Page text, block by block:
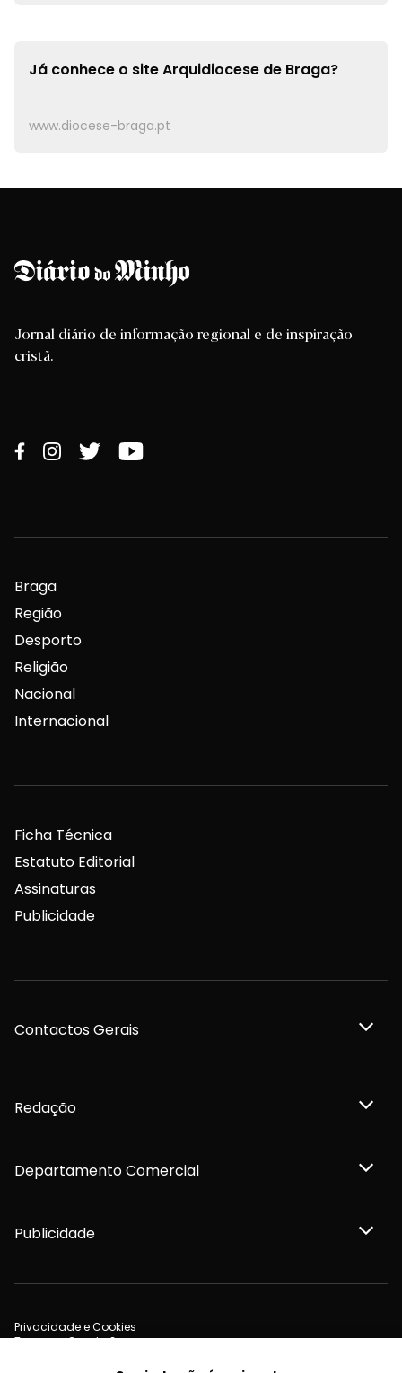
Já conhece o siteArquidiocese de Braga?
www.diocese-braga.pt
Jornal diário de informação regional e de inspiração
cristã.
Braga
Região
Desporto
Religião
Nacional
Internacional
Ficha Técnica
Estatuto Editorial
Assinaturas
Publicidade
Contactos Gerais
Redação
Departamento Comercial
Publicidade
Privacidade e Cookies
Termos e Condições
Política de Confidencialidade